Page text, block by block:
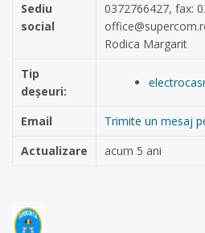
Sediu
social
0372766427, fax:
Rodica Margarit
Tip
deșeuri:
Email
Trimite un mesaj
Actualizare
acum 5 ani